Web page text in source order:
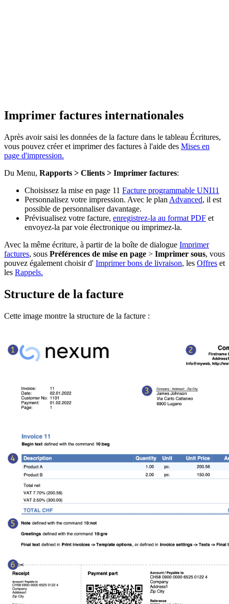
Imprimer factures internationales
Après avoir saisi les données de la facture dans le tableau Écritures,
vous pouvez créer et imprimer des factures à l'aide des Mises en
page d'impression.
Du Menu, Rapports > Clients > Imprimer factures:
Choisissez la mise en page 11 Facture programmable UNI11
Personnalisez votre impression. Avec le plan Advanced, il est
possible de personnaliser davantage.
Prévisualisez votre facture, enregistrez-la au format PDF et
envoyez-la par voie électronique ou imprimez-la.
Avec la même écriture, à partir de la boîte de dialogue Imprimer
factures, sous Préférences de mise en page > Imprimer sous, vous
pouvez également choisir d' Imprimer bons de livraison, les Offres et
les Rappels.
Structure de la facture
Cette image montre la structure de la facture :